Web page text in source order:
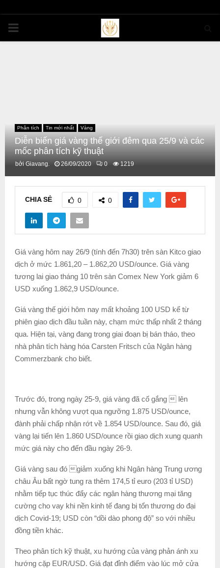
PRIMARY
Phân tích Tin mới nhất Vàng
Diễn biến giá vàng thế giới đêm qua 25/9 và các
mốc phân tích kỹ thuật
bởi Giavang. 26/09/2020 0 1219
CHIA SẺ 0 0
Giá vàng hôm nay 26/9 (tính đến 7h30) trên sàn Kitco giao
dịch ở mức 1.861,20 – 1.862,20 USD/ounce. Giá vàng
tương lai giao tháng 10 trên sàn Comex New York giảm 6
USD xuống 1.862,9 USD/ounce.
Giá vàng thế giới hôm nay mất khoảng 100 USD kể từ
phiên giao dịch đầu tuần này, chạm mức thấp nhất 2 tháng
qua. Hiện tại, vàng đang trong giai đoạn bị bán tháo, theo
nhà phân tích hàng hóa Carsten Fritsch của Ngân hàng
Commerzbank cho biết.
Trước đó, trong ngày 25-9, giá vàng đã cố gắng  lên
nhưng vẫn không vượt qua ngưỡng 1.875 USD/ounce,
đành phải chấp nhận rớt về 1.854 USD/ounce. Sau đó, giá
vàng lại tiến lên 1.860 USD/ounce rồi giao dịch xung quanh
mức giá này cho đến đầu ngày 26-9.
Giá vàng sau đó giảm xuống khi Ngân hàng Trung ương
châu Âu bất ngờ tung ra thêm 174,5 tỉ euro (203 tỉ USD)
nhằm tiếp tục thúc đẩy các ngân hàng thương mại tăng
cường cho vay khi nền kinh tế đang bị tổn thương do đại
dịch Covid-19; USD còn “dồi dào phong độ” so với nhiều
đồng tiền khác.
Theo phân tích kỹ thuật, xu hướng của vàng phản ánh xu
hướng cặp EUR/USD. Giá đạt đỉnh điểm vào lúc mở cửa